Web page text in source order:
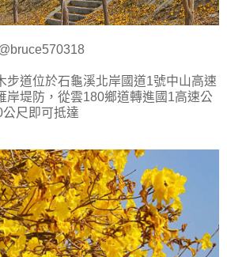
步道位於石龜溪北岸國道1號中山高速
岸堤防，從雲180鄉道轉進國1高速公
尺即可抵達